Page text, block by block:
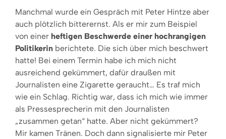
Manchmal wurde ein Gespräch mit Peter Hintze aber
auch plötzlich bitterernst. Als er mir zum Beispiel
von einer heftigen Beschwerde einer hochrangigen
Politikerin berichtete. Die sich über mich beschwert
hatte! Bei einem Termin habe ich mich nicht
ausreichend gekümmert, dafür draußen mit
Journalisten eine Zigarette geraucht… Es traf mich
wie ein Schlag. Richtig war, dass ich mich wie immer
als Pressesprecherin mit den Journalisten
„zusammen getan“ hatte. Aber nicht gekümmert?
Mir kamen Tränen. Doch dann signalisierte mir Peter